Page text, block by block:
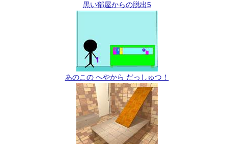
黒い部屋からの脱出5
あのこの へやから だっしゅつ！